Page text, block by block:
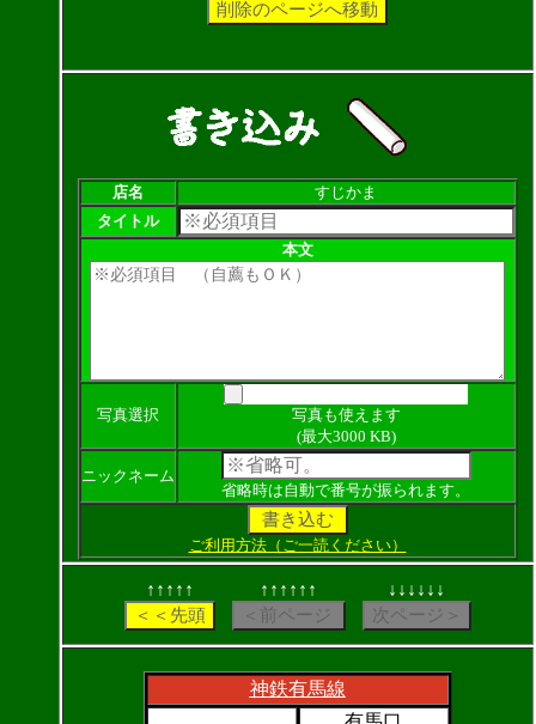
店名
すじかま
タイトル
本文
写真選択
写真も使えます
(最大3000 KB)
ニックネーム
省略時は自動で番号が振られます。
ご利用方法（ご一読ください）
↑↑↑↑↑ ↑↑↑↑↑↑ ↓↓↓↓↓↓
神鉄有馬線